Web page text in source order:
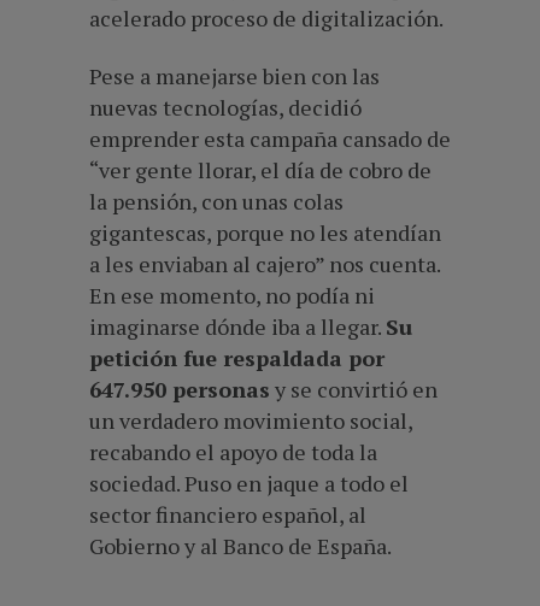
acelerado proceso de digitalización.
Pese a manejarse bien con las
nuevas tecnologías, decidió
emprender esta campaña cansado de
“ver gente llorar, el día de cobro de
la pensión, con unas colas
gigantescas, porque no les atendían
a les enviaban al cajero” nos cuenta.
En ese momento, no podía ni
imaginarse dónde iba a llegar. Su
petición fue respaldada por
647.950 personas y se convirtió en
un verdadero movimiento social,
recabando el apoyo de toda la
sociedad. Puso en jaque a todo el
sector financiero español, al
Gobierno y al Banco de España.